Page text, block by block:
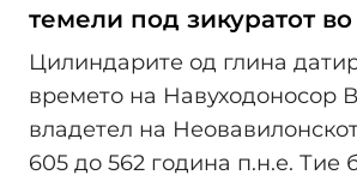
темели под зикуратот
Цилиндарите од глина
времето на Навуходоносор
владетел на
605 до 562 година п.н.е. Тие